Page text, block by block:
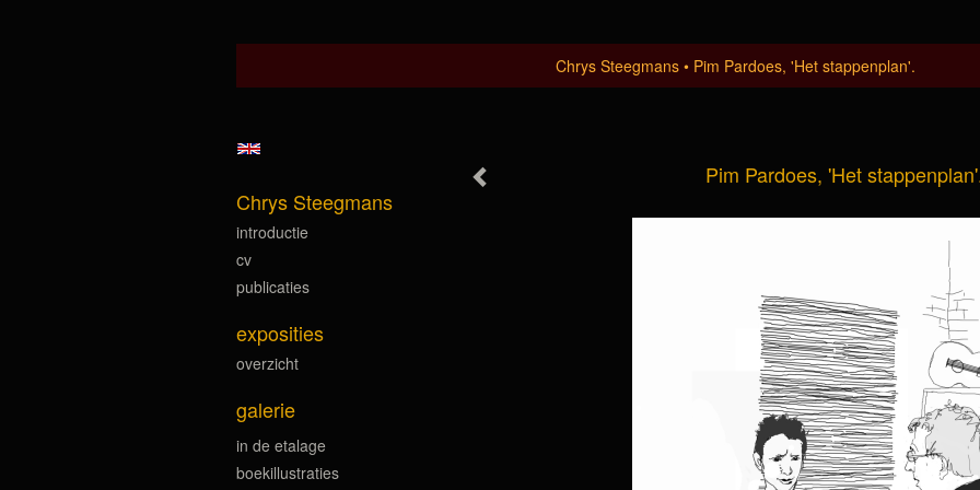
Chrys Steegmans Pim Pardoes, 'Het stappenplan'.
Pim Pardoes, 'Het
Chrys Steegmans
introductie
cv
publicaties
exposities
overzicht
galerie
in de etalage
boekillustraties